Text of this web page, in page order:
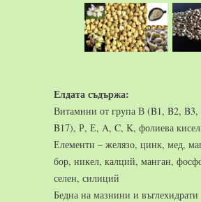
Елдата съдържа:
Витамини от група В (B1, B2, B3,
B17), Р, Е, A, C, K, фолиева
Елементи – желязо, цинк, мед,
бор, никел, калций, манган,
селен, силиций
Бедна на мазнини и въглехидрати